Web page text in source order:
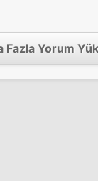
Fazla Yorum